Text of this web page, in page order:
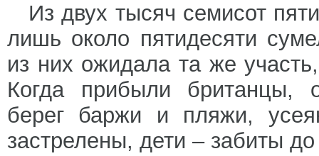
Из двух тысяч семисот
лишь около пятидесяти
из них ожидала та же
Когда прибыли британцы,
берег баржи и пляжи,
застрелены, дети – забиты